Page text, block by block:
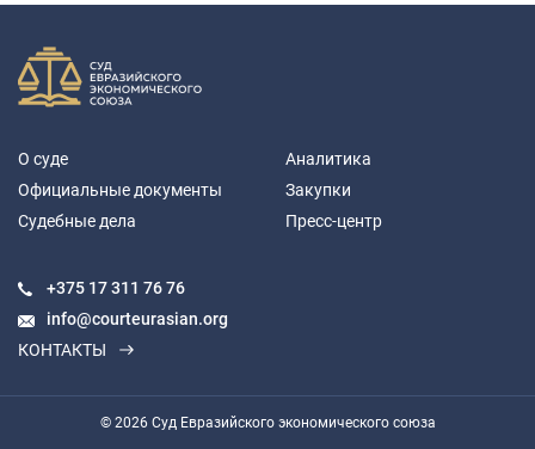
О суде
Официальные документы
Судебные дела
Аналитика
Закупки
Пресс-центр
+375 17311 76 76
info@courteurasian.org
КОНТАКТЫ
© 2026 Суд Евразийского экономического союза